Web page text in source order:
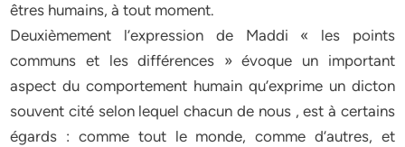
êtres humains, à tout moment.
Deuxièmement l’expression de Maddi « les points
communs et les différences » évoque un important
aspect du comportement humain qu’exprime un dicton
souvent cité selon lequel chacun de nous , est à certains
égards : comme tout le monde, comme d’autres, et